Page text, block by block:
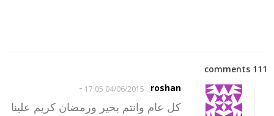
111 comments
roshan
04/06/2015 17:05
-
كل عام وانتم بخير ورمضان كريم علينا